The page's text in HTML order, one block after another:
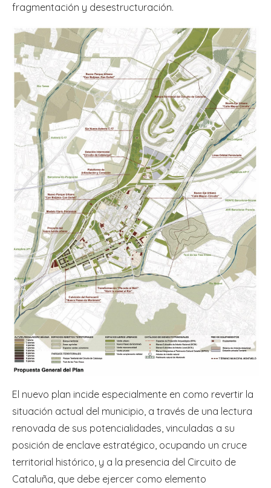
fragmentación y desestructuración.
El nuevo plan incide especialmente en como revertir la
situación actual del municipio, a través de una lectura
renovada de sus potencialidades, vinculadas a su
posición de enclave estratégico, ocupando un cruce
territorial histórico, y a la presencia del Circuito de
Cataluña, que debe ejercer como elemento